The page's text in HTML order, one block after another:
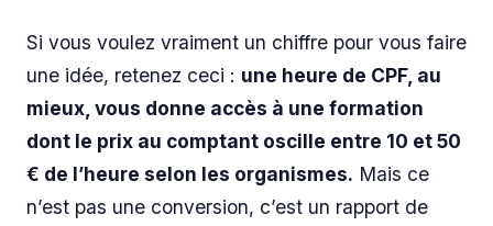
Si vous voulez vraiment un chiffre pour vous faire
une idée, retenez ceci : une heure de CPF, au
mieux, vous donne accès à une formation
dont le prix au comptant oscille entre 10 et 50
€ de l’heure selon les organismes. Mais ce
n’est pas une conversion, c’est un rapport de